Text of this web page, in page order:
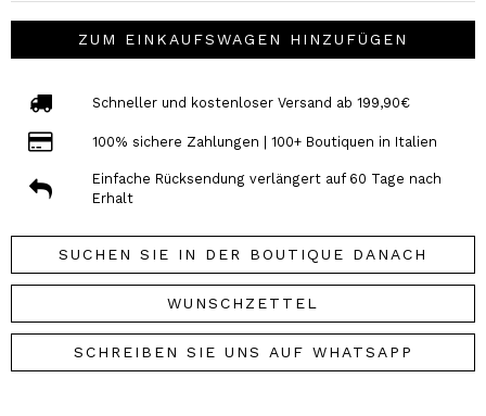
ZUM EINKAUFSWAGEN HINZUFÜGEN
Schneller und kostenloser Versand ab 199,90€
100% sichere Zahlungen | 100+ Boutiquen in Italien
Einfache Rücksendung verlängert auf 60 Tage nach
Erhalt
SUCHEN SIE IN DER BOUTIQUE DANACH
WUNSCHZETTEL
SCHREIBEN SIE UNS AUF WHATSAPP